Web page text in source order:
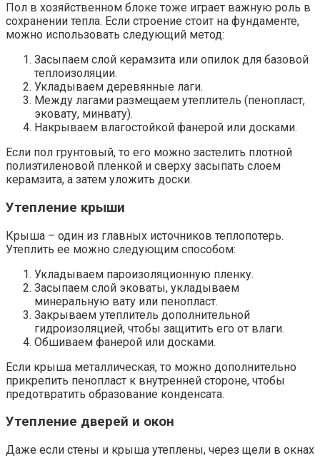
Пол в хозяйственном блоке тоже играет важную роль в
сохранении тепла. Если строение стоит на фундаменте,
можно использовать следующий метод:
Засыпаем слой керамзита или опилок для базовой
теплоизоляции.
Укладываем деревянные лаги.
Между лагами размещаем утеплитель (пенопласт,
эковату, минвату).
Накрываем влагостойкой фанерой или досками.
Если пол грунтовый, то его можно застелить плотной
полиэтиленовой пленкой и сверху засыпать слоем
керамзита, а затем уложить доски.
Утепление крыши
Крыша – один из главных источников теплопотерь.
Утеплить ее можно следующим способом:
Укладываем пароизоляционную пленку.
Засыпаем слой эковаты, укладываем
минеральную вату или пенопласт.
Закрываем утеплитель дополнительной
гидроизоляцией, чтобы защитить его от влаги.
Обшиваем фанерой или досками.
Если крыша металлическая, то можно дополнительно
прикрепить пенопласт к внутренней стороне, чтобы
предотвратить образование конденсата.
Утепление дверей и окон
Даже если стены и крыша утеплены, через щели в окнах